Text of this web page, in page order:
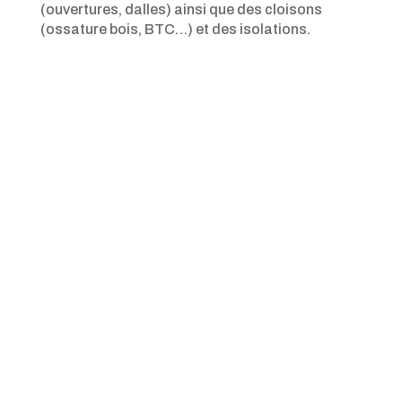
(ouvertures, dalles) ainsi que des cloisons
(ossature bois, BTC…) et des isolations.